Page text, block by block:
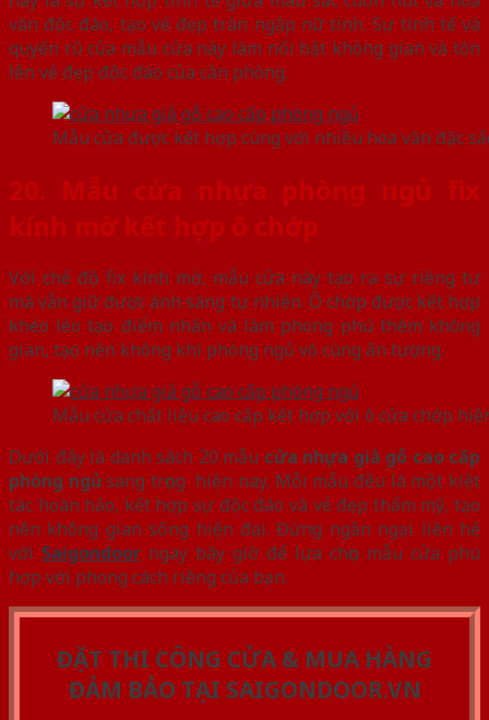
văn độc đáo, tạo vẻ đẹp tràn ngập nữ tính. Sự tinh tế và
quyến rũ của mẫu cửa này làm nổi bật không gian và tôn
lên vẻ đẹp độc đáo của căn phòng.
Mẫu cửa được kết hợp cùng với nhiều hoa văn đặc
20. Mẫu cửa nhựa phòng ngủ fix
kính mờ kết hợp ô chớp
Với chế độ fix kính mờ, mẫu cửa này tạo ra sự riêng tư
mà vẫn giữ được ánh sáng tự nhiên. Ô chớp được kết hợp
khéo léo tạo điểm nhấn và làm phong phú thêm không
gian, tạo nên không khí phòng ngủ vô cùng ấn tượng.
Mẫu cửa chất liệu cao cấp kết hợp với ô cửa chớp
Dưới đây là danh sách 20 mẫu cửa nhựa giả gỗ cao cấp
phòng ngủ sang trọng hiện nay. Mỗi mẫu đều là một kiệt
tác hoàn hảo, kết hợp sự độc đáo và vẻ đẹp thẩm mỹ, tạo
nên không gian sống hiện đại. Đừng ngần ngại liên hệ
với Saigondoor ngay bây giờ để lựa chọn mẫu cửa phù
hợp với phong cách riêng của bạn.
ĐẶT THI CÔNG CỬA & MUA HÀNG
ĐẢM BẢO TẠI SAIGONDOOR.VN